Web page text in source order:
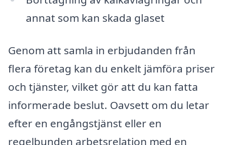
annat som kan skada glaset
Genom att samla in erbjudanden från
flera företag kan du enkelt jämföra priser
och tjänster, vilket gör att du kan fatta
informerade beslut. Oavsett om du letar
efter en engångstjänst eller en
regelbunden arbetsrelation med en